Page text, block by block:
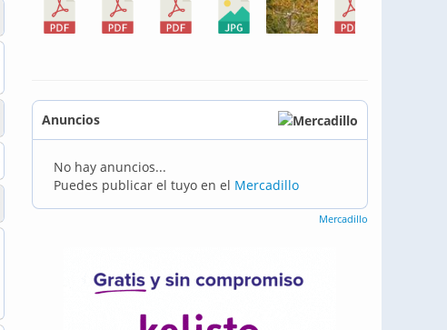
Anuncios
No hay anuncios...
Puedes publicar el tuyo en el Mercadillo
Mercadillo